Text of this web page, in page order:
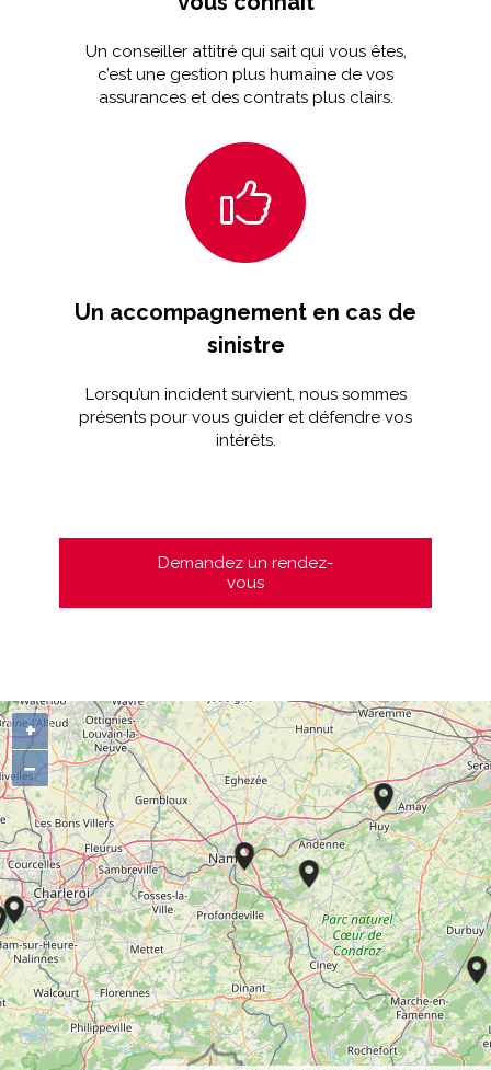
Un conseiller attitré qui sait qui vous êtes,
c’est une gestion plus humaine de vos
assurances et des contrats plus clairs.
Un accompagnement en cas de
sinistre
Lorsqu’un incident survient, nous sommes
présents pour vous guider et défendre vos
intérêts.
Demandez un rendez-
vous
+
−